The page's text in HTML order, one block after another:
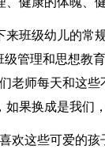
来班级幼儿的常
级管理和思想教
老师每天和这
如果换成是我们
欢这些可爱的孩